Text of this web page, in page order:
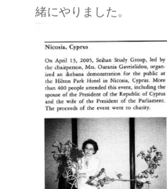
緒にやりました。